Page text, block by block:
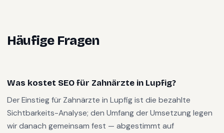
Häufige Fragen
Was kostet SEO für Zahnärzte in Lupfig?
Der Einstieg für Zahnärzte in Lupfig ist die bezahlte
Sichtbarkeits-Analyse; den Umfang der Umsetzung legen
wir danach gemeinsam fest — abgestimmt auf